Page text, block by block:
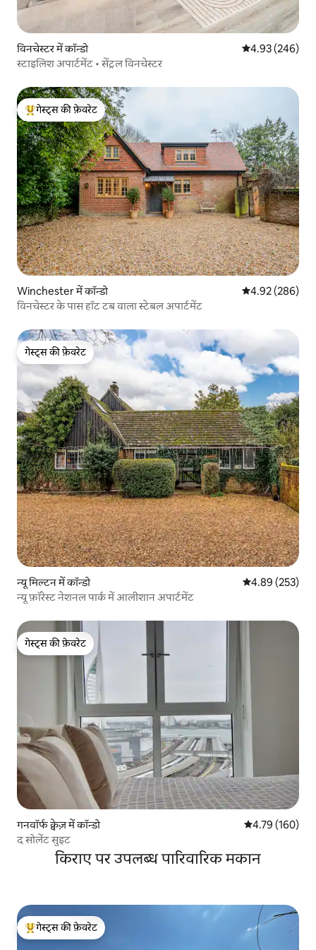
विनचेस्टर में कॉन्डो औसत रेटिंग 5 में से
4.93 (246)
स्टाइलिश अपार्टमेंट • सेंट्रल विनचेस्टर
गेस्ट्स का टॉप फ़ेवरेट
गेस्ट्स की फ़ेवरेट
Winchester में कॉन्डो औसत रेटिंग 5 में से
4.92 (286)
विनचेस्टर के पास हॉट टब वाला स्टेबल अपार्टमेंट
गेस्ट्स की फ़ेवरेट
गेस्ट्स की फ़ेवरेट
न्यू मिल्टन में कॉन्डो औसत रेटिंग 5 में से
4.89 (253)
न्यू फ़ॉरेस्ट नेशनल पार्क में आलीशान अपार्टमेंट
गेस्ट्स की फ़ेवरेट
गेस्ट्स की फ़ेवरेट
गनवॉर्फ क्वेज़ में कॉन्डो औसत रेटिंग 5 में से
4.79 (160)
द सोलेंट सुइट
किराए पर उपलब्ध पारिवारिक मकान
गेस्ट्स का टॉप फ़ेवरेट
गेस्ट्स की फ़ेवरेट